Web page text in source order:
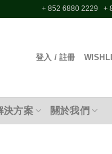
+ 852 6880 2229 +
登入 / 註冊
決方案 關於我們